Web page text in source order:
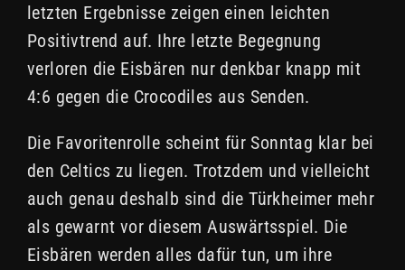
letzten Ergebnisse zeigen einen leichten
Positivtrend auf. Ihre letzte Begegnung
verloren die Eisbären nur denkbar knapp mit
4:6 gegen die Crocodiles aus Senden.
Die Favoritenrolle scheint für Sonntag klar bei
den Celtics zu liegen. Trotzdem und vielleicht
auch genau deshalb sind die Türkheimer mehr
als gewarnt vor diesem Auswärtsspiel. Die
Eisbären werden alles dafür tun, um ihre